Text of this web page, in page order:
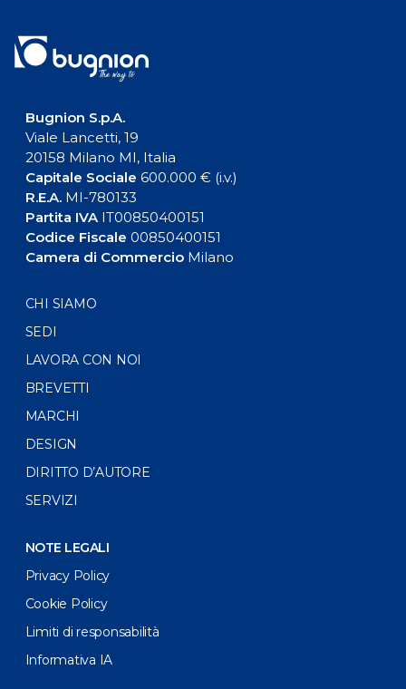
Bugnion S.p.A.
Viale Lancetti, 19
20158 Milano MI, Italia
Capitale Sociale 600.000 € (i.v.)
R.E.A.MI-780133
Partita IVAIT00850400151
Codice Fiscale 00850400151
Camera di CommercioMilano
CHI SIAMO
SEDI
LAVORA CON NOI
BREVETTI
MARCHI
DESIGN
DIRITTO D’AUTORE
SERVIZI
NOTE LEGALI
Privacy Policy
Cookie Policy
Limiti di responsabilità
Informativa IA